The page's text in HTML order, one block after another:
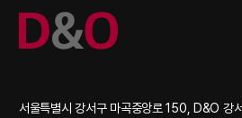
서울특별시 강서구 마곡중앙로 150, D&O 강